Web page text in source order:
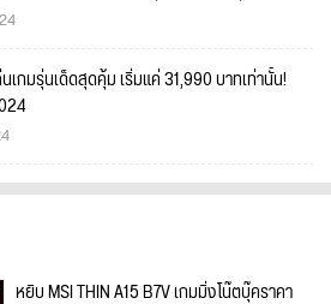
เกมรุ่นเด็ดสุดคุ้ม เริ่มแค่ 31,990 บาทเท่านั้น!
หยิบ MSI THIN A15 B7V เกมมิ่งโน๊ตบุ๊คราคา